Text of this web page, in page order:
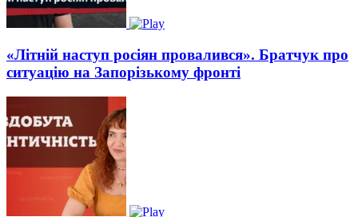
«Літній наступ росіян провалився». Братчук про
ситуацію на Запорізькому фронті